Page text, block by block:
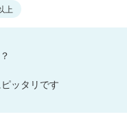
上
ッタリです